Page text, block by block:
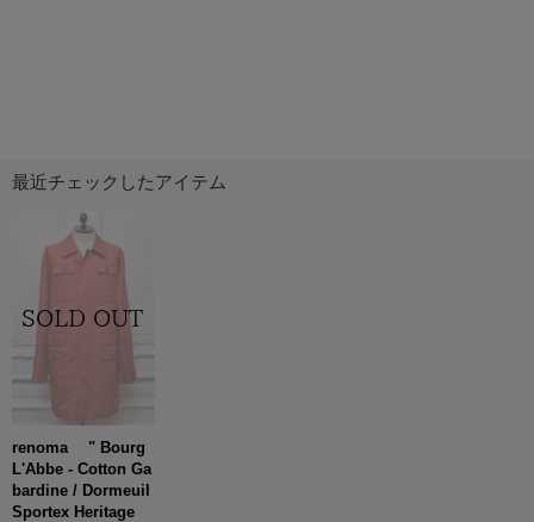
最近チェックしたアイテム
renoma " Bourg
L'Abbe - Cotton Ga
bardine / Dormeuil
Sportex Heritage